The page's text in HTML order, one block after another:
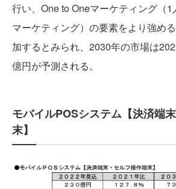
行い、One to Oneマーケティング（1
マーケティング）の要素をより強め
加するとみられ、2030年の市場は
億円が予測される。
モバイルPOSシステム【決済端
末】